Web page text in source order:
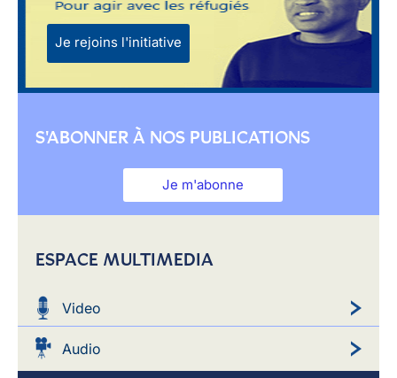
Je rejoins l'initiative
S'ABONNER À NOS PUBLICATIONS
Je m'abonne
ESPACE MULTIMEDIA
Video
Audio